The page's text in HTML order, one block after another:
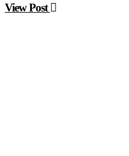
View Post